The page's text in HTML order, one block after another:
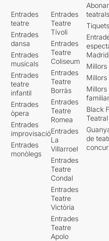
Entrades
teatre
Entrades
dansa
Entrades
musicals
Entrades
teatre
infantil
Entrades
òpera
Entrades
improvisació
Entrades
monòlegs
Entrades
Teatre
Tívoli
Entrades
Teatre
Coliseum
Entrades
Teatre
Borràs
Entrades
Teatre
Romea
Entrades
La
Villarroel
Entrades
Teatre
Condal
Entrades
Teatre
Victòria
Entrades
Teatre
Apolo
teatrals
Madrid
Millors
Millors
Millors
Black
Teatral
de